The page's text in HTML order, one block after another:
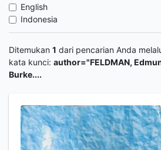
English
Indonesia
Ditemukan 1 dari pencarian Anda
kata kunci: author="FELDMAN,
Burke....